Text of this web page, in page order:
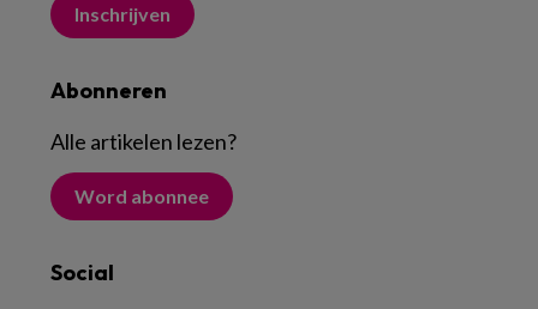
Inschrijven
Abonneren
Alle artikelen lezen?
Word abonnee
Social